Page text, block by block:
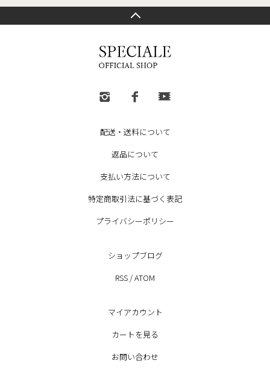
配送・送料について
返品について
支払い方法について
特定商取引法に基づく表記
プライバシーポリシー
ショップブログ
RSS /ATOM
マイアカウント
カートを見る
お問い合わせ